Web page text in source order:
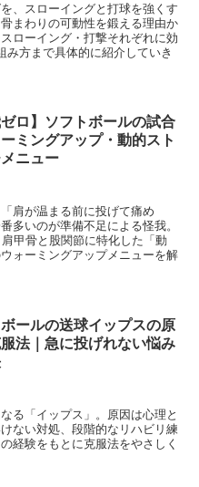
、スローイングと打球を強くす
まわりの可動性を鍛える理由か
ローイング・打撃それぞれに効
み方まで具体的に紹介していき
ゼロ】ソフトボールの試合
ミングアップ・動的スト
ニュー
肩が温まる前に投げて痛め
多いのが準備不足による怪我。
甲骨と股関節に特化した「動
ォーミングアップメニューを解
ールの送球イップスの原
法｜急に投げれない悩み
る「イップス」。原因は心理と
ない対処、段階的なリハビリ練
経験をもとに克服法をやさしく